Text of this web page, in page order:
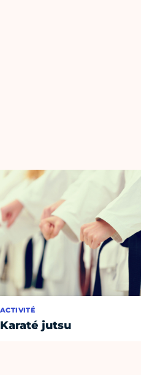
ACTIVITÉ
Karaté jutsu